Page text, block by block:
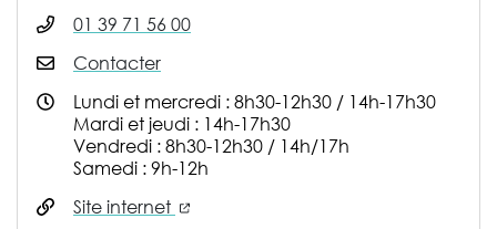
01 39 71 56 00
Contacter
Lundi et mercredi : 8h30-12h30 / 14h-17h30
Mardi et jeudi : 14h-17h30
Vendredi : 8h30-12h30 / 14h/17h
Samedi : 9h-12h
Site internet
(nouvelle fenêtre)